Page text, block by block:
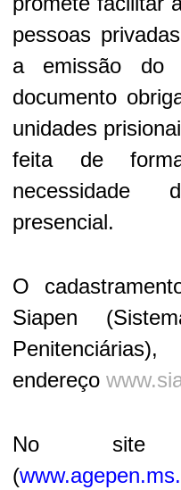
pessoas
a emissão do
documento
unidades
feita de
necessidade
presencial.
O
Siapen
endereço
No site
(